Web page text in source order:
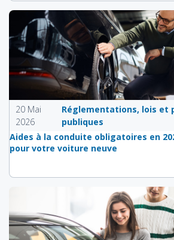
20 Mai
2026
Réglementations, lois et
publiques
Aides à la conduite obligatoires en
pour votre voiture neuve